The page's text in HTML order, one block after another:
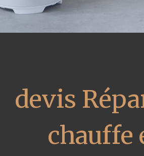
devis
chauffe